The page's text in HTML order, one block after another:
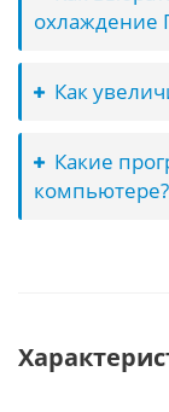
охлаждение
Как
Какие
компьютере?